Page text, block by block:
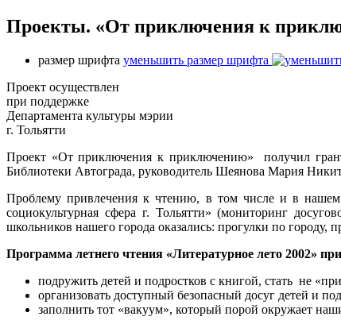
Проекты. «От приключения к
размер шрифта уменьшить размер шрифта
Проект осуществлен
при поддержке
Департамента культуры мэрии
г. Тольятти
Проект «От приключения к приключению» получил грант
Библиотеки Автограда, руководитель Шеянова Мария
Проблему привлечения к чтению, в том числе и в нашем
социокультурная сфера г. Тольятти» (мониторинг
школьников нашего города оказались: прогулки по городу,
Программа летнего чтения «Литературное лето 2002»
подружить детей и подростков с книгой, стать не
организовать доступный безопасный досуг детей и
заполнить тот «вакуум», который порой окружает